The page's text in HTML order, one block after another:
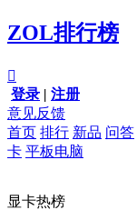
ZOL排行榜

登录 | 注册
意见反馈
首页 排行 新品 问答
卡 平板电脑
显卡热榜